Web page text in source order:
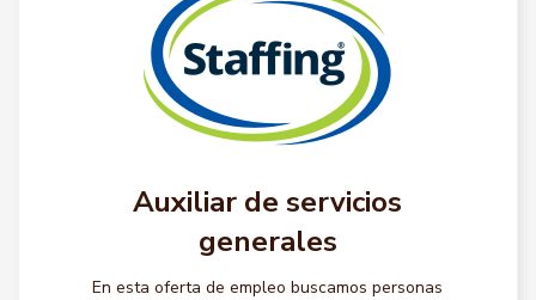
Auxiliar de servicios
generales
En esta oferta de empleo buscamos personas